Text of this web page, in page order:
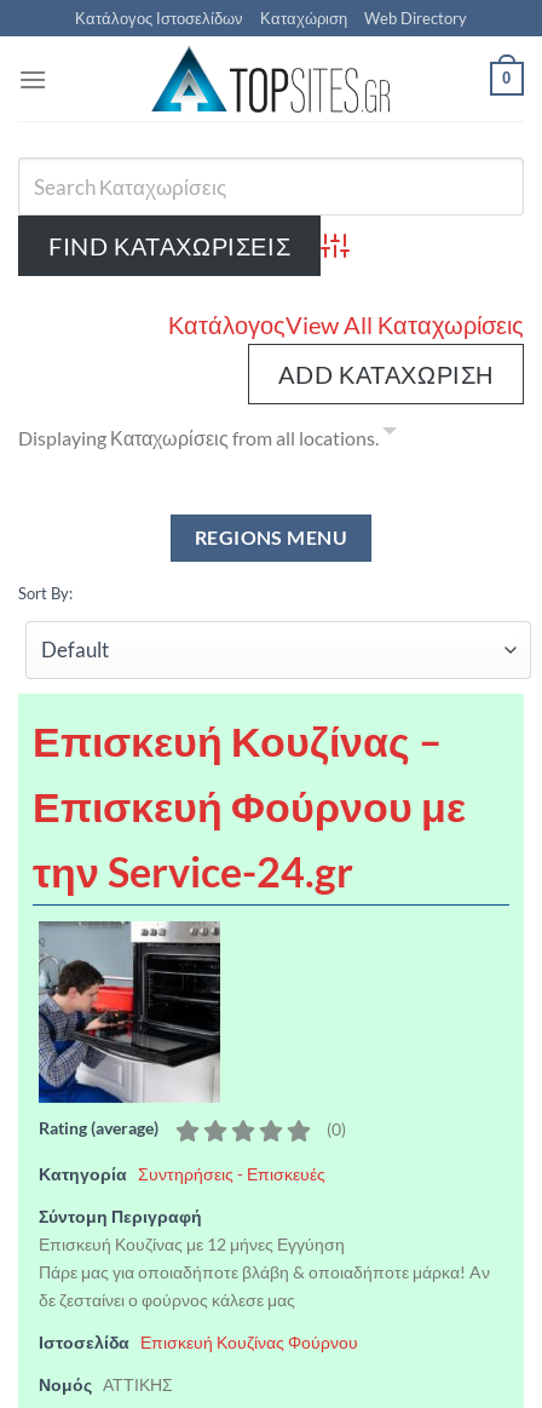
Μετάβαση
στο
περιεχόμενο
Κατάλογος Ιστοσελίδων Καταχώριση Web Directory
0
Advanced Search
ΚατάλογοςView All Καταχωρίσεις
ADD ΚΑΤΑΧΏΡΙΣΗ
Displaying Καταχωρίσεις from all locations.
Sort By:
Επισκευή Κουζίνας –
Επισκευή Φούρνου με
την Service-24.gr
Rating (average) (0)
Κατηγορία Συντηρήσεις - Επισκευές
Σύντομη Περιγραφή
Επισκευή Κουζίνας με 12 μήνες Εγγύηση
Πάρε μας για οποιαδήποτε βλάβη & οποιαδήποτε μάρκα! Aν
δε ζεσταίνει ο φούρνος κάλεσε μας
Ιστοσελίδα Επισκευή Κουζίνας Φούρνου
Νομός ΑΤΤΙΚΗΣ